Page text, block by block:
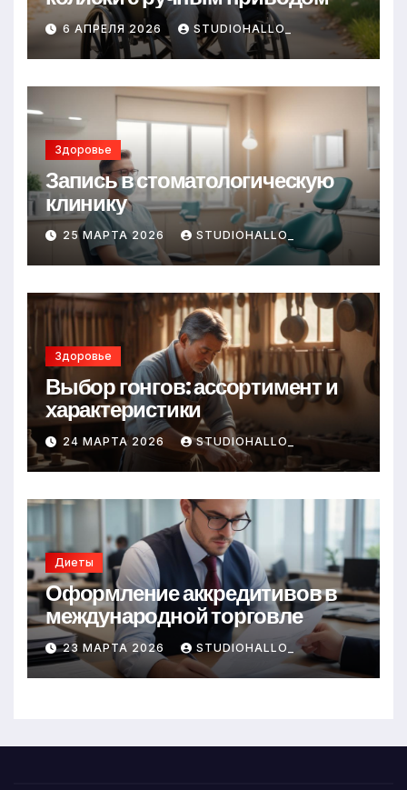
6 АПРЕЛЯ 2026 STUDIOHALLO_
Здоровье
Запись в стоматологическую
клинику
25 МАРТА 2026 STUDIOHALLO_
Здоровье
Выбор гонгов: ассортимент и
характеристики
24 МАРТА 2026 STUDIOHALLO_
Диеты
Оформление аккредитивов в
международной торговле
23 МАРТА 2026 STUDIOHALLO_